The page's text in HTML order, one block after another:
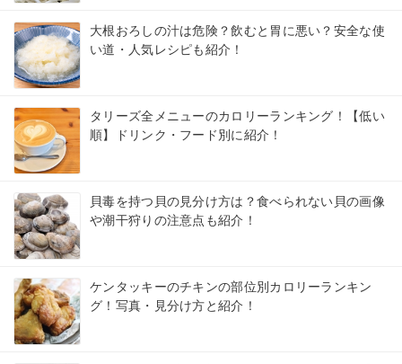
大根おろしの汁は危険？飲むと胃に悪い？安全な使
い道・人気レシピも紹介！
タリーズ全メニューのカロリーランキング！【低い
順】ドリンク・フード別に紹介！
貝毒を持つ貝の見分け方は？食べられない貝の画像
や潮干狩りの注意点も紹介！
ケンタッキーのチキンの部位別カロリーランキン
グ！写真・見分け方と紹介！